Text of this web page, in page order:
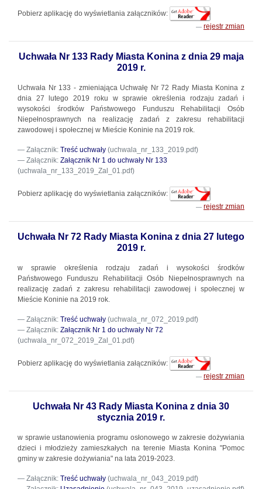
Pobierz aplikację do wyświetlania załączników:
rejestr zmian
Uchwała Nr 133 Rady Miasta Konina z dnia 29 maja
2019 r.
Uchwała Nr 133 - zmieniająca Uchwałę Nr 72 Rady Miasta Konina z
dnia 27 lutego 2019 roku w sprawie określenia rodzaju zadań i
wysokości środków Państwowego Funduszu Rehabilitacji Osób
Niepełnosprawnych na realizację zadań z zakresu rehabilitacji
zawodowej i społecznej w Mieście Koninie na 2019 rok.
Załącznik: Treść uchwały (uchwala_nr_133_2019.pdf)
Załącznik: Załącznik Nr 1 do uchwały Nr 133
(uchwala_nr_133_2019_Zal_01.pdf)
Pobierz aplikację do wyświetlania załączników:
rejestr zmian
Uchwała Nr 72 Rady Miasta Konina z dnia 27 lutego
2019 r.
w sprawie określenia rodzaju zadań i wysokości środków
Państwowego Funduszu Rehabilitacji Osób Niepełnosprawnych na
realizację zadań z zakresu rehabilitacji zawodowej i społecznej w
Mieście Koninie na 2019 rok.
Załącznik: Treść uchwały (uchwala_nr_072_2019.pdf)
Załącznik: Załącznik Nr 1 do uchwały Nr 72
(uchwala_nr_072_2019_Zal_01.pdf)
Pobierz aplikację do wyświetlania załączników:
rejestr zmian
Uchwała Nr 43 Rady Miasta Konina z dnia 30
stycznia 2019 r.
w sprawie ustanowienia programu osłonowego w zakresie dożywiania
dzieci i młodzieży zamieszkałych na terenie Miasta Konina "Pomoc
gminy w zakresie dożywiania" na lata 2019-2023.
Załącznik: Treść uchwały (uchwala_nr_043_2019.pdf)